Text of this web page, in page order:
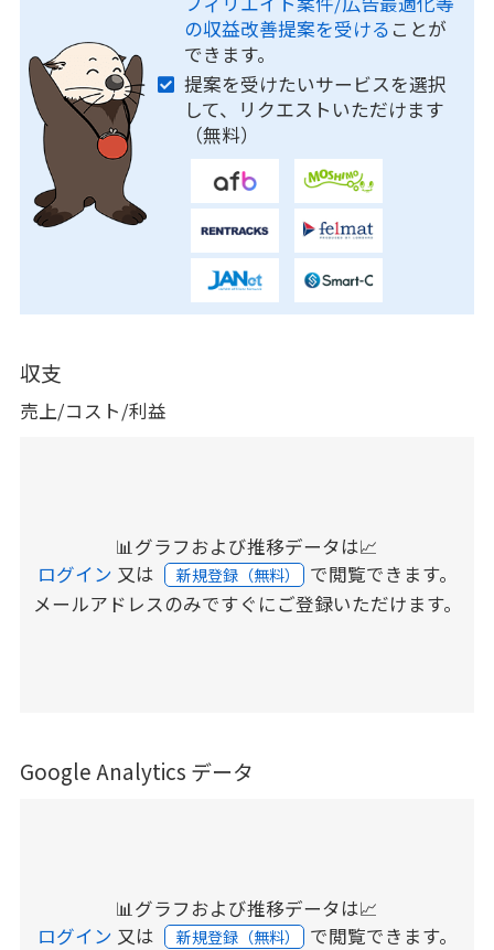
の収益改善提案を受ける ことが
できます。
提案を受けたいサービスを選択
して、リクエストいただけます
（無料）
収支
売上/コスト/利益
📊グラフおよび推移データは📈
ログイン 又は 新規登録（無料） で閲覧できます。
メールアドレスのみですぐにご登録いただけます。
Google Analytics データ
📊グラフおよび推移データは📈
ログイン 又は 新規登録（無料） で閲覧できます。